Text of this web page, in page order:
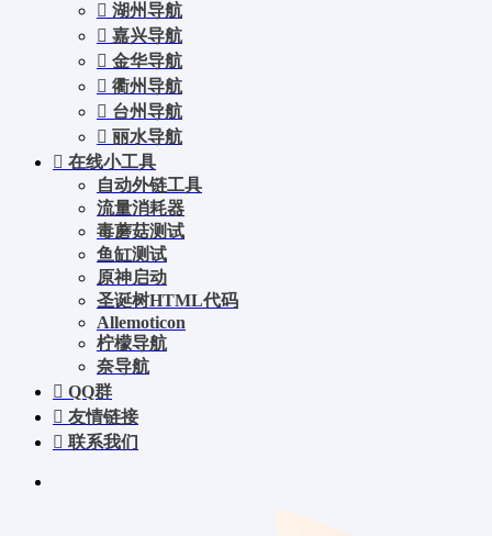
湖州导航
嘉兴导航
金华导航
衢州导航
台州导航
丽水导航
在线小工具
自动外链工具
流量消耗器
毒蘑菇测试
鱼缸测试
原神启动
圣诞树HTML代码
Allemoticon
柠檬导航
奈导航
QQ群
友情链接
联系我们